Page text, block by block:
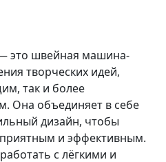
это швейная машина-
творческих идей,
так и более
Она объединяет в себе
дизайн, чтобы
и эффективным.
с лёгкими и